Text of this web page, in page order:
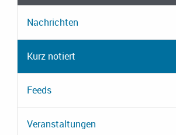
Nachrichten
Kurz notiert
Feeds
Veranstaltungen